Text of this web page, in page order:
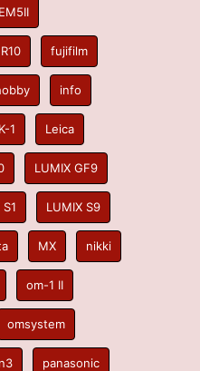
EM5II
fujifilm
info
K-1 Leica
LUMIX GF9
LUMIX S9
MX nikki
om-1 II
omsystem
panasonic